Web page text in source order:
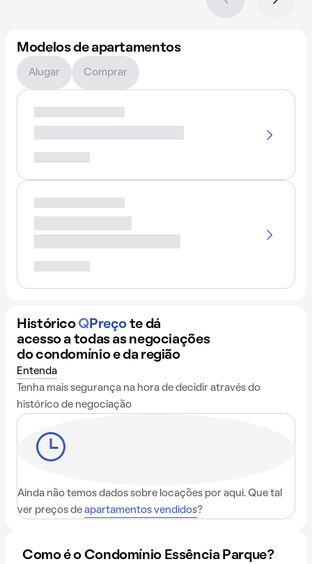
Modelos de apartamentos
Alugar Comprar
Histórico QPreço te dá
acesso a todas as negociações
do condomínio e da região
Entenda
Tenha mais segurança na hora de decidir através do
histórico de negociação
Ainda não temos dados sobre locações por aqui. Que tal
ver preços de apartamentos vendidos?
Como é o Condomínio Essência Parque?